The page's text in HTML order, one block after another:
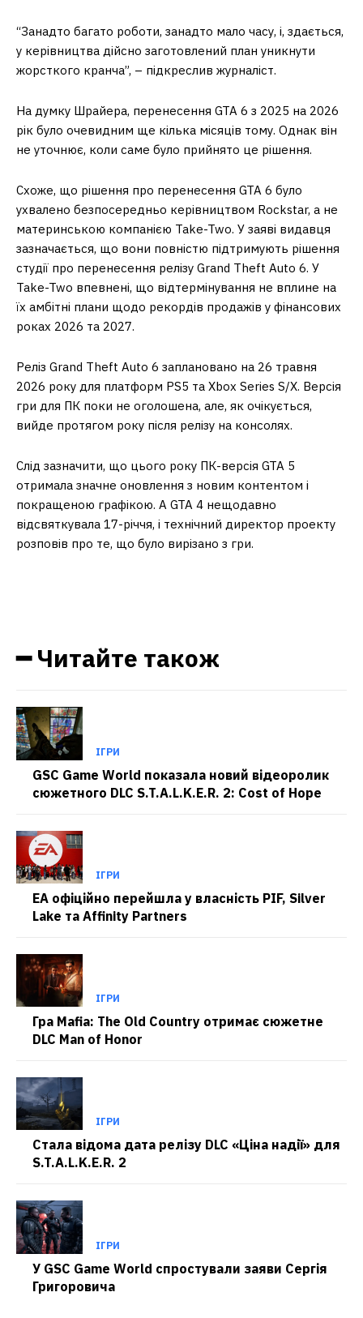
“Занадто багато роботи, занадто мало часу, і, здається,
у керівництва дійсно заготовлений план уникнути
жорсткого кранча”, – підкреслив журналіст.
На думку Шрайера, перенесення GTA 6 з 2025 на 2026
рік було очевидним ще кілька місяців тому. Однак він
не уточнює, коли саме було прийнято це рішення.
Схоже, що рішення про перенесення GTA 6 було
ухвалено безпосередньо керівництвом Rockstar, а не
материнською компанією Take-Two. У заяві видавця
зазначається, що вони повністю підтримують рішення
студії про перенесення релізу Grand Theft Auto 6. У
Take-Two впевнені, що відтермінування не вплине на
їх амбітні плани щодо рекордів продажів у фінансових
роках 2026 та 2027.
Реліз Grand Theft Auto 6 заплановано на 26 травня
2026 року для платформ PS5 та Xbox Series S/X. Версія
гри для ПК поки не оголошена, але, як очікується,
вийде протягом року після релізу на консолях.
Слід зазначити, що цього року ПК-версія GTA 5
отримала значне оновлення з новим контентом і
покращеною графікою. А GTA 4 нещодавно
відсвяткувала 17-річчя, і технічний директор проекту
розповів про те, що було вирізано з гри.
━ Читайте також
ІГРИ
GSC Game World показала новий відеоролик
сюжетного DLC S.T.A.L.K.E.R. 2: Cost of Hope
ІГРИ
EA офіційно перейшла у власність PIF, Silver
Lake та Affinity Partners
ІГРИ
Гра Mafia: The Old Country отримає сюжетне
DLC Man of Honor
ІГРИ
Стала відома дата релізу DLC «Ціна надії» для
S.T.A.L.K.E.R. 2
ІГРИ
У GSC Game World спростували заяви Сергія
Григоровича